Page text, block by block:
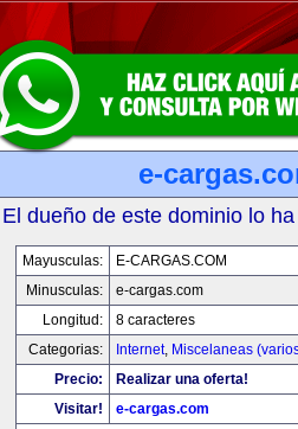
e-
El dueño de este dominio lo
Mayusculas:
E-CARGAS.COM
Minusculas:
e-cargas.com
Longitud:
8 caracteres
Categorias:
Internet, Miscelaneas
Precio:
Realizar una oferta!
Visitar!
e-cargas.com